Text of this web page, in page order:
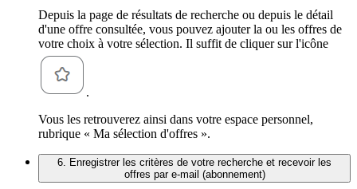
Depuis la page de résultats de recherche ou depuis le détail
d'une offre consultée, vous pouvez ajouter la ou les offres de
votre choix à votre sélection. Il suffit de cliquer sur l'icône
.
Vous les retrouverez ainsi dans votre espace personnel,
rubrique « Ma sélection d'offres ».
6. Enregistrer les critères de votre recherche et recevoir les
offres par e-mail (abonnement)